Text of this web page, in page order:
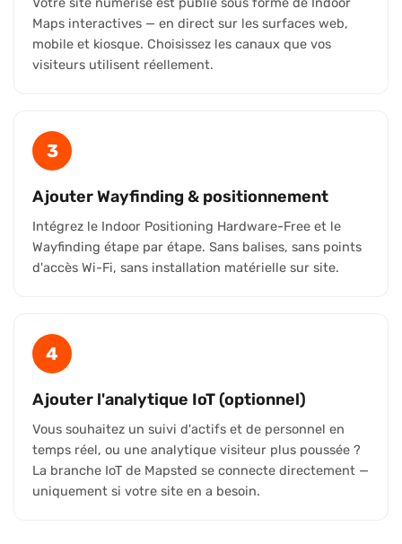
Maps interactives — en direct sur les surfaces web,
mobile et kiosque. Choisissez les canaux que vos
visiteurs utilisent réellement.
3
Ajouter Wayfinding & positionnement
Intégrez le Indoor Positioning Hardware-Free et le
Wayfinding étape par étape. Sans balises, sans points
d'accès Wi-Fi, sans installation matérielle sur site.
4
Ajouter l'analytique IoT (optionnel)
Vous souhaitez un suivi d'actifs et de personnel en
temps réel, ou une analytique visiteur plus poussée ?
La branche IoT de Mapsted se connecte directement —
uniquement si votre site en a besoin.